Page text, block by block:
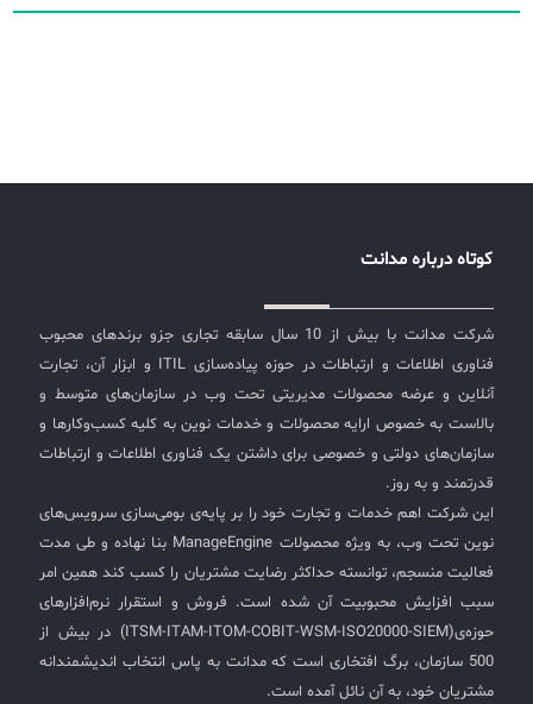
کوتاه درباره مدانت
شرکت مدانت با بیش از 10 سال سابقه تجاری جزو برندهای محبوب
فناوری اطلاعات و ارتباطات در حوزه پیاده‌سازی ITIL و ابزار آن، تجارت
آنلاین و عرضه محصولات مدیریتی تحت وب در سازمان‌های متوسط و
بالاست به خصوص ارایه محصولات و خدمات نوین به کلیه کسب‌وکارها و
سازمان‌های دولتی و خصوصی برای داشتن یک فناوری اطلاعات و ارتباطات
قدرتمند و به روز.
این شرکت اهم خدمات و تجارت خود را بر پایه‌ی بومی‌سازی سرویس‌های
نوین تحت وب، به ویژه محصولات ManageEngine بنا نهاده و طی مدت
فعالیت منسجم، توانسته حداکثر رضایت مشتریان را کسب کند همین امر
سبب افزایش محبوبیت آن شده است. فروش و استقرار نرم‌افزارهای
حوزه‌ی(ITSM-ITAM-ITOM-COBIT-WSM-ISO20000-SIEM) در بیش از
500 سازمان، برگ افتخاری است که مدانت به پاس انتخاب اندیشمندانه
مشتریان خود، به آن نائل آمده است.